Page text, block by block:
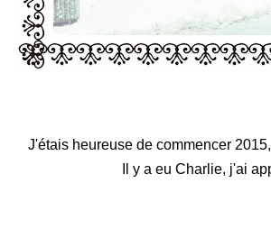
J'étais heureuse de commencer
Il y a eu Charlie, j'ai